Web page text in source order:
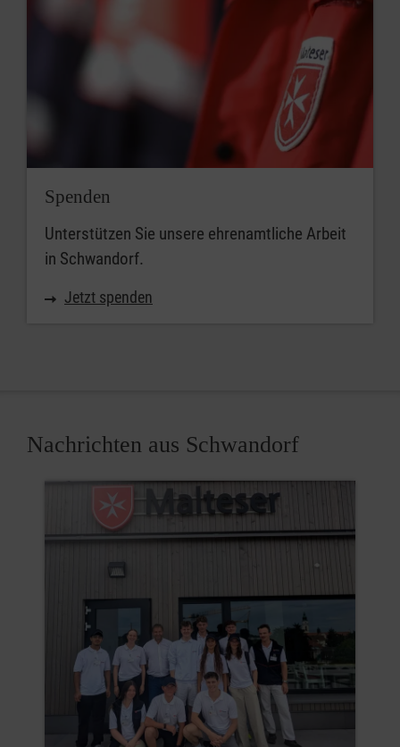
Spenden
Unterstützen Sie unsere ehrenamtliche Arbeit
in Schwandorf.
Jetzt spenden
Nachrichten aus Schwandorf